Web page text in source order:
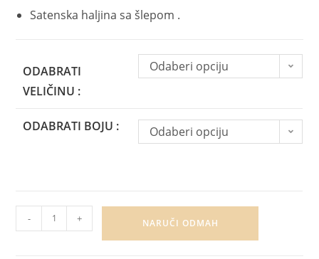
Satenska haljina sa šlepom .
ODABRATI
VELIČINU :
Odaberi opciju
ODABRATI BOJU : Odaberi opciju
- + NARUČI ODMAH